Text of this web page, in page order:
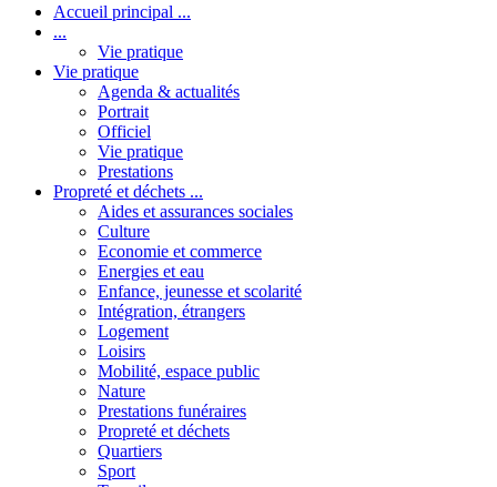
Accueil principal ...
...
Vie pratique
Vie pratique
Agenda & actualités
Portrait
Officiel
Vie pratique
Prestations
Propreté et déchets ...
Aides et assurances sociales
Culture
Economie et commerce
Energies et eau
Enfance, jeunesse et scolarité
Intégration, étrangers
Logement
Loisirs
Mobilité, espace public
Nature
Prestations funéraires
Propreté et déchets
Quartiers
Sport